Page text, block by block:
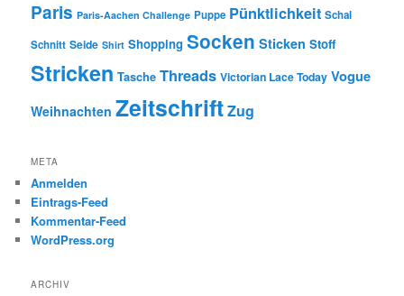
Paris Paris-Aachen Challenge Puppe Pünktlichkeit Schal
Schnitt Seide Shirt Shopping Socken Sticken Stoff
Stricken Tasche Threads Victorian Lace Today Vogue
Weihnachten ZeitschriftZug
META
Anmelden
Eintrags-Feed
Kommentar-Feed
WordPress.org
ARCHIV